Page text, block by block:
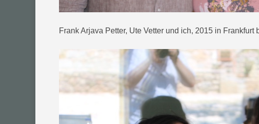
Frank Arjava Petter, Ute Vetter und ich, 2015 in Frankfurt